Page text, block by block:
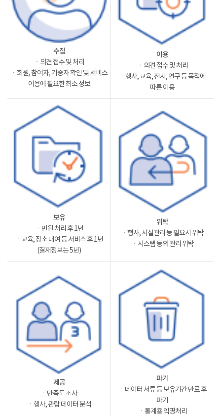
수집
ㆍ의견 접수 및 처리
ㆍ회원, 참여자, 기증자 확인 및 서비스
이용에 필요한 최소 정보
이용
ㆍ의견 접수 및 처리
ㆍ행사, 교육, 전시, 연구 등 목적에
따른 이용
보유
ㆍ민원 처리 후 1년
ㆍ교육, 장소 대여 등 서비스 후 1년
(결재정보는 5년)
위탁
ㆍ행사, 시설관리 등 필요시 위탁
ㆍ시스템 등의 관리 위탁
제공
ㆍ만족도 조사
ㆍ행사, 관람 데이터 분석
파기
ㆍ데이터 서류 등 보유기간 만료 후
파기
ㆍ통계용 익명처리